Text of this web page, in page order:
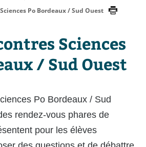
Po Bordeaux / Sud Ouest
Sciences
/ Sud Ouest
Po Bordeaux / Sud
rendez-vous phares de
pour les élèves